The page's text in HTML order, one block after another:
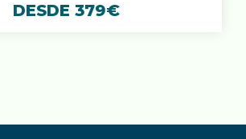
DESDE 379€